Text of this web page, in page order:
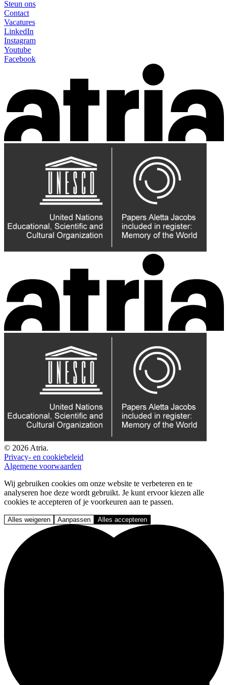
Steun ons
Contact
Vacatures
LinkedIn
Instagram
Youtube
Facebook
© 2026 Atria.
Privacy- en cookiebeleid
Algemene voorwaarden
Wij gebruiken cookies om onze website te verbeteren en te
analyseren hoe deze wordt gebruikt. Je kunt ervoor kiezen alle
cookies te accepteren of je voorkeuren aan te passen.
Alles weigeren Aanpassen Alles accepteren